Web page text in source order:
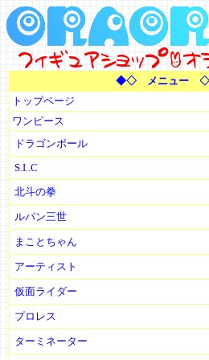
◆◇ メニュー
トップページ
ワンピース
ドラゴンボール
S.I..C
北斗の拳
ルパン三世
まことちゃん
アーティスト
仮面ライダー
プロレス
ターミネーター